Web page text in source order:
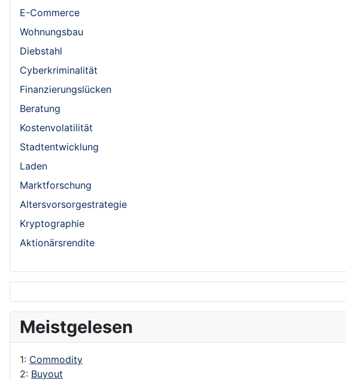
E-Commerce
Wohnungsbau
Diebstahl
Cyberkriminalität
Finanzierungslücken
Beratung
Kostenvolatilität
Stadtentwicklung
Laden
Marktforschung
Altersvorsorgestrategie
Kryptographie
Aktionärsrendite
Meistgelesen
1: Commodity
2: Buyout